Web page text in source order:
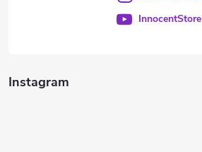
Instagram
InnocentStore